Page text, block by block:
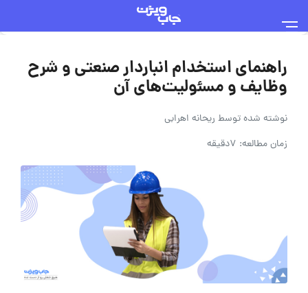
راهنمای استخدام انباردار صنعتی و شرح
وظایف و مسئولیت‌های آن
نوشته شده توسط ریحانه اهرابی
زمان مطالعه: 7دقیقه